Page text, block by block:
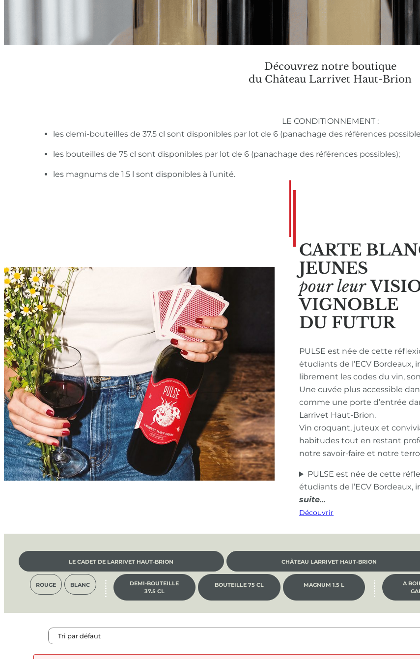
Découvrez notre boutique
du Château Larrivet Haut-Brion
LE CONDITIONNEMENT :
les demi-bouteilles de 37.5 cl sont disponibles par lot de 6 (panachage des références
les bouteilles de 75 cl sont disponibles par lot de 6 (panachage des références possibles);
les magnums de 1.5 l sont disponibles à l’unité.
CARTE
JEUNES
pour leur
VIGNOBLE
DU FUTUR
PULSE est née de cette
étudiants de l’ECV Bordeaux,
librement les codes du vin,
Une cuvée plus accessible
comme une porte d’entrée
Larrivet Haut-Brion.
Vin croquant, juteux et
habitudes tout en restant
notre savoir-faire et notre
PULSE est née de cette
étudiants de l’ECV Bordeaux,
Découvrir
LE CADET DE LARRIVET HAUT-BRION CHÂTEAU LARRIVET HAUT-BRION
ROUGE BLANC
DEMI-BOUTEILLE
37.5 CL
BOUTEILLE 75 CL MAGNUM 1.5 L
A